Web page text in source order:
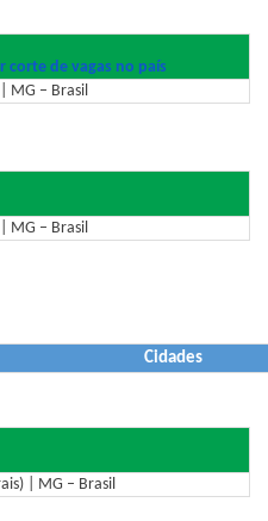
corte de vagas no país
MG – Brasil
MG – Brasil
Cidades
| MG – Brasil